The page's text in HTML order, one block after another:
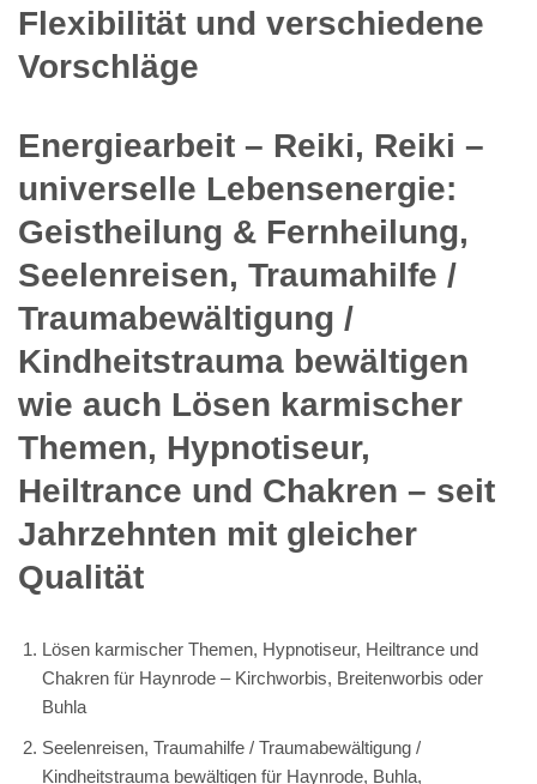
Flexibilität und verschiedene
Vorschläge
Energiearbeit – Reiki, Reiki –
universelle Lebensenergie:
Geistheilung & Fernheilung,
Seelenreisen, Traumahilfe /
Traumabewältigung /
Kindheitstrauma bewältigen
wie auch Lösen karmischer
Themen, Hypnotiseur,
Heiltrance und Chakren – seit
Jahrzehnten mit gleicher
Qualität
Lösen karmischer Themen, Hypnotiseur, Heiltrance und
Chakren für Haynrode – Kirchworbis, Breitenworbis oder
Buhla
Seelenreisen, Traumahilfe / Traumabewältigung /
Kindheitstrauma bewältigen für Haynrode, Buhla,